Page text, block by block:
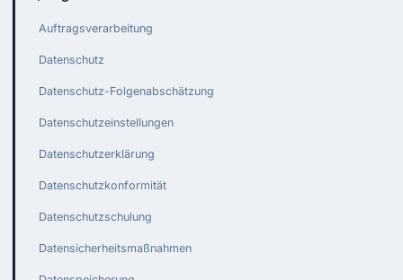
Auftragsverarbeitung
Datenschutz
Datenschutz-Folgenabschätzung
Datenschutzeinstellungen
Datenschutzerklärung
Datenschutzkonformität
Datenschutzschulung
Datensicherheitsmaßnahmen